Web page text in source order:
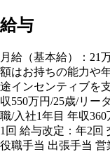
給与
月給（基本給）：21
額はお持ちの能力や
途インセンティブを
収550万円/25歳/リー
職/入社1年目 年収
1回 給与改定：年2回
役職手当 出張手当 営